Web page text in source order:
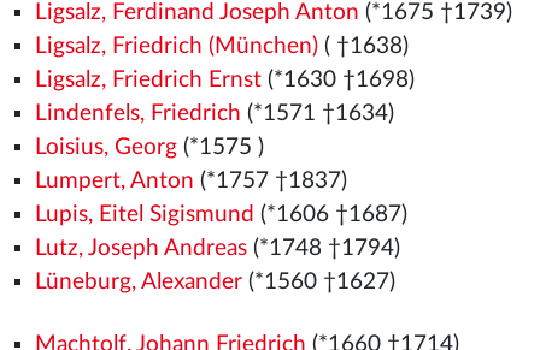
Ligsalz, Ferdinand Joseph Anton (*1675 †1739)
Ligsalz, Friedrich (München)( †1638)
Ligsalz, Friedrich Ernst(*1630 †1698)
Lindenfels, Friedrich (*1571 †1634)
Loisius, Georg(*1575 )
Lumpert, Anton (*1757 †1837)
Lupis, Eitel Sigismund (*1606 †1687)
Lutz, Joseph Andreas(*1748 †1794)
Lüneburg, Alexander(*1560 †1627)
Machtolf, Johann Friedrich (*1660 †1714)